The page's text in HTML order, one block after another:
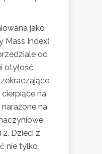
jako
Mass Index)
od
otyłość
na
na
Dzieci z
nie tylko